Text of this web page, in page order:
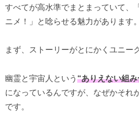
すべてが高水準でまとまっていて、
ニメ！」と唸らせる魅力があります。
まず、ストーリーがとにかくユニーク
幽霊と宇宙人という “ありえない組
になっているんですが、なぜかそれ
です。